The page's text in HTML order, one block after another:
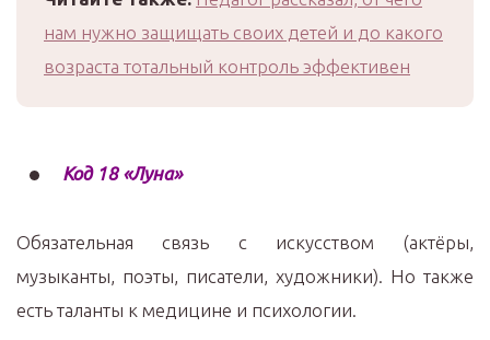
нам нужно защищать своих детей и до какого
возраста тотальный контроль эффективен
Код 18 «Луна»
Обязательная связь с искусством (актёры,
музыканты, поэты, писатели, художники). Но также
есть таланты к медицине и психологии.